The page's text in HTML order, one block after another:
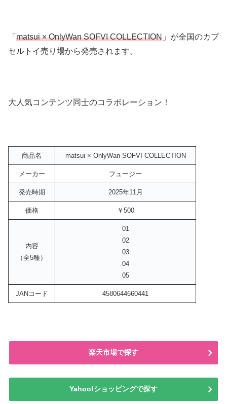
「 matsui × OnlyWan SOFVI COLLECTION 」が全国のカプ
セルトイ売り場から発売されます。
大人気コンテンツ同士のコラボレーション！
商品名 matsui × OnlyWan SOFVI COLLECTION
メーカー フュージー
発売時期 2025年11月
価格 ￥500
内容
（全5種）
01
02
03
04
05
JANコード 4580644660441
楽天市場で探す
Yahoo!ショッピングで探す